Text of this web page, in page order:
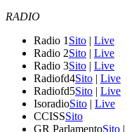
RADIO
Radio 1 Sito | Live
Radio 2Sito | Live
Radio 3Sito | Live
Radiofd4Sito | Live
Radiofd5Sito | Live
IsoradioSito | Live
CCISSSito
GR ParlamentoSito |